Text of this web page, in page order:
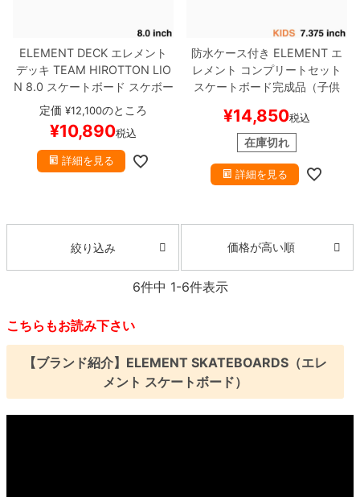
ELEMENT DECK エレメント
デッキ TEAM HIROTTON LIO
N 8.0 スケートボード スケボー
定価 ¥12,100のところ
¥10,890税込
詳細を見る
防水ケース付き ELEMENT エ
レメント コンプリートセット
スケートボード完成品（子供
スケートボード スケボー
¥14,850税込
在庫切れ
詳細を見る
絞り込み 価格が高い順
6件中 1-6件表示
こちらもお読み下さい
【ブランド紹介】ELEMENT SKATEBOARDS（エレ
メント スケートボード）